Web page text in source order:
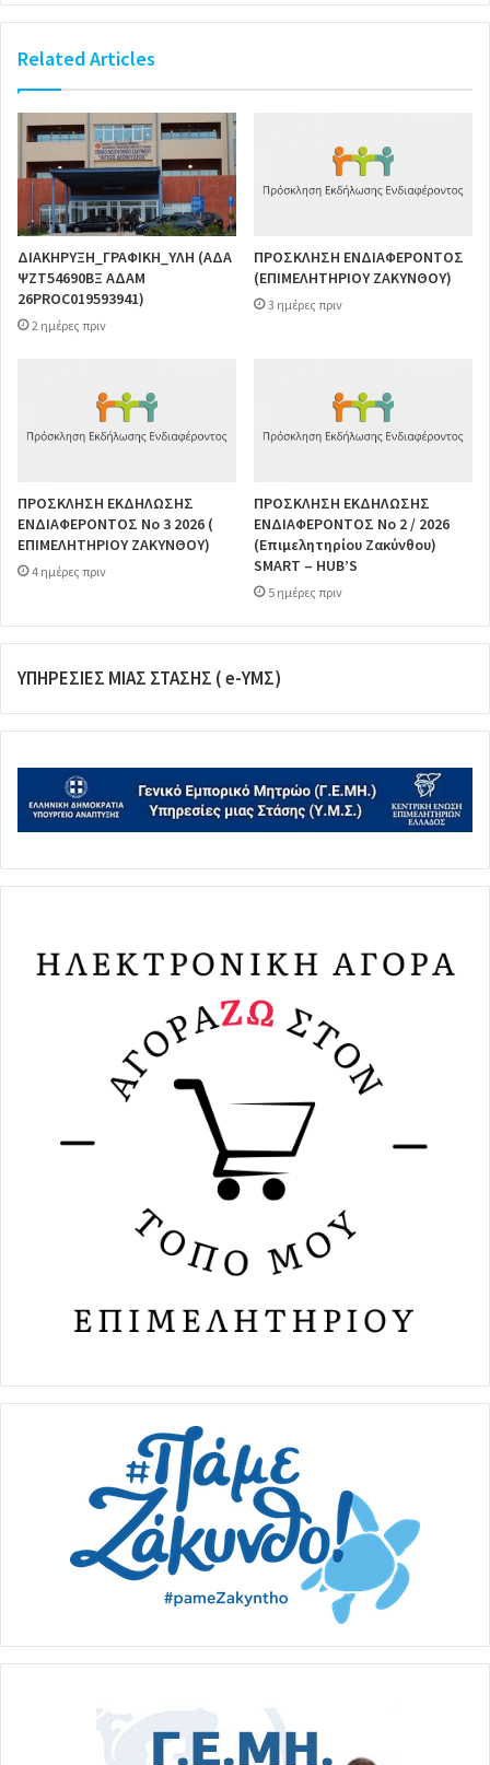
Related Articles
ΔΙΑΚΗΡΥΞΗ_ΓΡΑΦΙΚΗ_ΥΛΗ (ΑΔΑ
ΨΖΤ54690ΒΞ ΑΔΑΜ
26PROC019593941)
2 ημέρες πριν
ΠΡΟΣΚΛΗΣΗ ΕΝΔΙΑΦΕΡΟΝΤΟΣ
(ΕΠΙΜΕΛΗΤΗΡΙΟΥ ΖΑΚΥΝΘΟΥ)
3 ημέρες πριν
ΠΡΟΣΚΛΗΣΗ ΕΚΔΗΛΩΣΗΣ
ΕΝΔΙΑΦΕΡΟΝΤΟΣ Νο 3 2026 (
ΕΠΙΜΕΛΗΤΗΡΙΟΥ ΖΑΚΥΝΘΟΥ)
4 ημέρες πριν
ΠΡΟΣΚΛΗΣΗ ΕΚΔΗΛΩΣΗΣ
ΕΝΔΙΑΦΕΡΟΝΤΟΣ Νο 2 / 2026
(Επιμελητηρίου Ζακύνθου)
SMART – HUB’S
5 ημέρες πριν
ΥΠΗΡΕΣΙΕΣ ΜΙΑΣ ΣΤΑΣΗΣ ( e-ΥΜΣ)